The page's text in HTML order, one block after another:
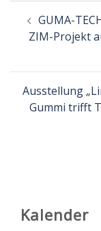
GUMA-
ZIM-Projekt
Ausstellung
Gummi trifft
Kalender